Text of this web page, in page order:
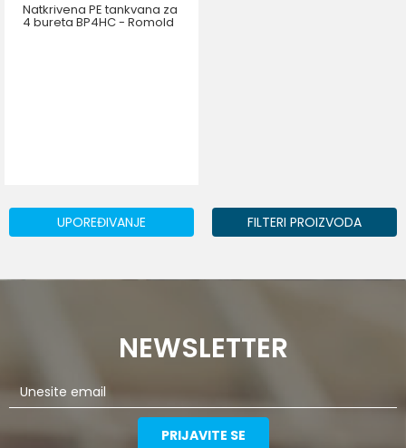
Natkrivena PE tankvana za
4 bureta BP4HC - Romold
UPOREĐIVANJE FILTERI PROIZVODA
NEWSLETTER
PRIJAVITE SE